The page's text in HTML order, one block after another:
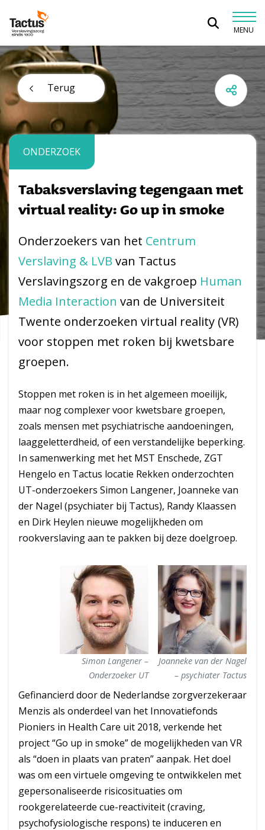
Spring naar content
Tactus Verslavingszorg
MENU
Terug
ONDERZOEK
Tabaksverslaving tegengaan met
virtual reality: Go up in smoke
Onderzoekers van het Centrum
Verslaving & LVB van Tactus
Verslavingszorg en de vakgroep Human
Media Interaction van de Universiteit
Twente onderzoeken virtual reality (VR)
voor stoppen met roken bij kwetsbare
groepen.
Stoppen met roken is in het algemeen moeilijk,
maar nog complexer voor kwetsbare groepen,
zoals mensen met psychiatrische aandoeningen,
laaggeletterdheid, of een verstandelijke beperking.
In samenwerking met het MST Enschede, ZGT
Hengelo en Tactus locatie Rekken onderzochten
UT-onderzoekers Simon Langener, Joanneke van
der Nagel (psychiater bij Tactus), Randy Klaassen
en Dirk Heylen nieuwe mogelijkheden om
rookverslaving aan te pakken bij deze doelgroep.
Joanneke van der Nagel
– psychiater Tactus
Simon Langener –
Onderzoeker UT
Gefinancierd door de Nederlandse zorgverzekeraar
Menzis als onderdeel van het Innovatiefonds
Pioniers in Health Care uit 2018, verkende het
project “Go up in smoke” de mogelijkheden van VR
als “doen in plaats van praten” aanpak. Het doel
was om een virtuele omgeving te ontwikkelen met
gepersonaliseerde risicosituaties om
rookgerelateerde cue-reactiviteit (craving,
psychofysiologische respons) te induceren en